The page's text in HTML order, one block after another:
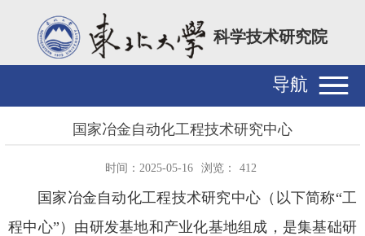
科学技术研究院
导航
国家冶金自动化工程技术研究中心
时间：2025-05-16 浏览： 412
国家冶金自动化工程技术研究中心（以下简称“工
程中心”）由研发基地和产业化基地组成，是集基础研